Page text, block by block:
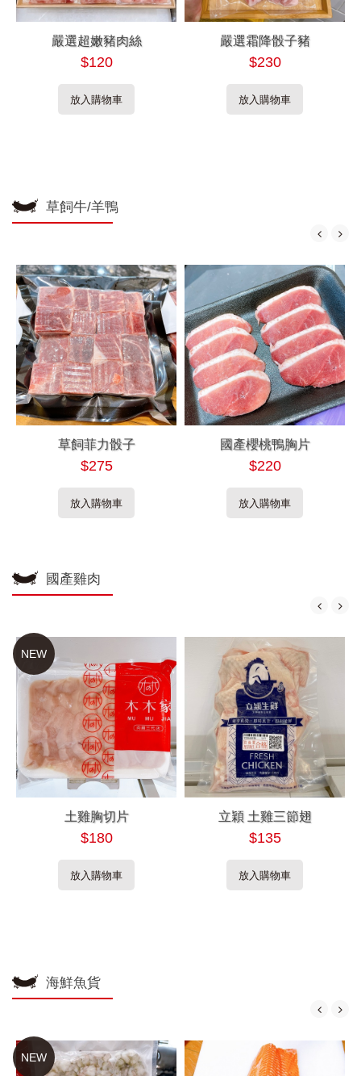
嚴選超嫩豬肉絲
$120
放入購物車
嚴選霜降骰子豬
$230
放入購物車
草飼牛/羊鴨
草飼菲力骰子
$275
放入購物車
國產櫻桃鴨胸片
$220
放入購物車
國產雞肉
NEW
土雞胸切片
$180
放入購物車
立穎 土雞三節翅
$135
放入購物車
海鮮魚貨
NEW